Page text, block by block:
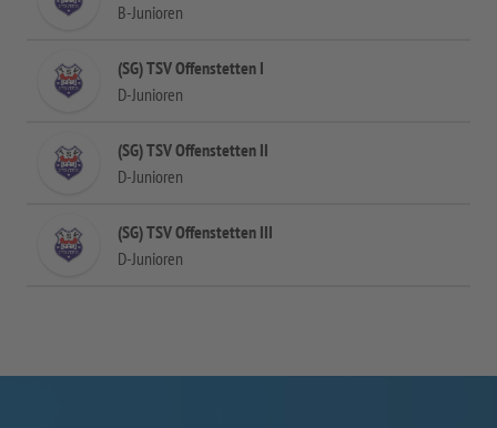
B-Junioren
(SG) TSV Offenstetten I
D-Junioren
(SG) TSV Offenstetten II
D-Junioren
(SG) TSV Offenstetten III
D-Junioren